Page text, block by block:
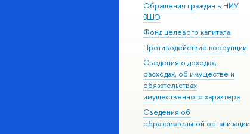
Обращения граждан в НИУ
ВШЭ
Фонд целевого капитала
Противодействие коррупции
Сведения о доходах,
расходах, об имуществе и
обязательствах
имущественного характера
Сведения об
образовательной организации